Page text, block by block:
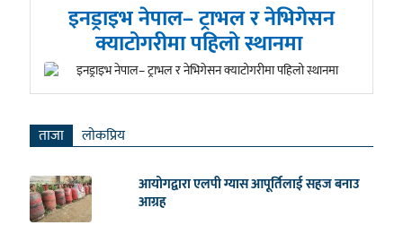
इनड्राइभ नेपाल– ट्राभल र नेभिगेसन
क्याटोगरीमा पहिलो स्थानमा
ताजा लाेकप्रिय
आयोगद्वारा एलपी ग्यास आपूर्तिलाई सहज बनाउ
आग्रह